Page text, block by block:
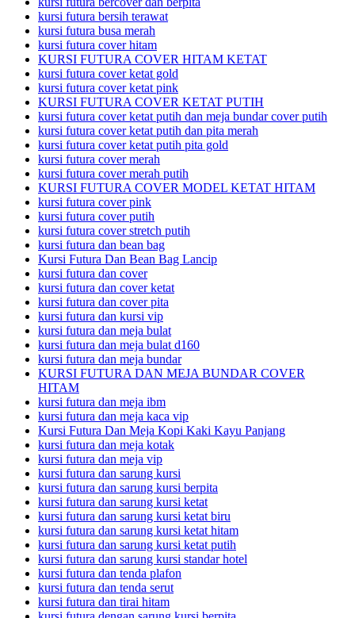
kursi futura bersih terawat
kursi futura busa merah
kursi futura cover hitam
KURSI FUTURA COVER HITAM KETAT
kursi futura cover ketat gold
kursi futura cover ketat pink
KURSI FUTURA COVER KETAT PUTIH
kursi futura cover ketat putih dan meja bundar cover putih
kursi futura cover ketat putih dan pita merah
kursi futura cover ketat putih pita gold
kursi futura cover merah
kursi futura cover merah putih
KURSI FUTURA COVER MODEL KETAT HITAM
kursi futura cover pink
kursi futura cover putih
kursi futura cover stretch putih
kursi futura dan bean bag
Kursi Futura Dan Bean Bag Lancip
kursi futura dan cover
kursi futura dan cover ketat
kursi futura dan cover pita
kursi futura dan kursi vip
kursi futura dan meja bulat
kursi futura dan meja bulat d160
kursi futura dan meja bundar
KURSI FUTURA DAN MEJA BUNDAR COVER
HITAM
kursi futura dan meja ibm
kursi futura dan meja kaca vip
Kursi Futura Dan Meja Kopi Kaki Kayu Panjang
kursi futura dan meja kotak
kursi futura dan meja vip
kursi futura dan sarung kursi
kursi futura dan sarung kursi berpita
kursi futura dan sarung kursi ketat
kursi futura dan sarung kursi ketat biru
kursi futura dan sarung kursi ketat hitam
kursi futura dan sarung kursi ketat putih
kursi futura dan sarung kursi standar hotel
kursi futura dan tenda plafon
kursi futura dan tenda serut
kursi futura dan tirai hitam